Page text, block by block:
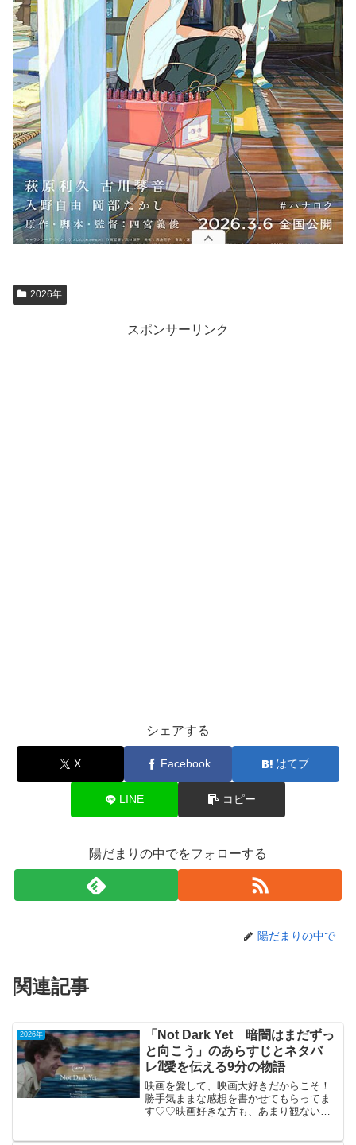
2026年
スポンサーリンク
シェアする
X Facebook はてブ
LINE コピー
陽だまりの中でをフォローする
陽だまりの中で
関連記事
2026年
「Not Dark Yet 暗闇はまだずっ
と向こう」のあらすじとネタバ
レ⁈愛を伝える9分の物語
映画を愛して、映画大好きだからこそ！
勝手気ままな感想を書かせてもらってま
す♡♡映画好きな方も、あまり観ない方